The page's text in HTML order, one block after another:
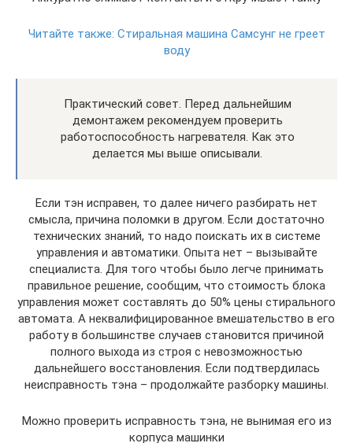
Читайте также: Стиральная машина Самсунг не греет
воду
Практический совет. Перед дальнейшим
демонтажем рекомендуем проверить
работоспособность нагревателя. Как это
делается мы выше описывали.
Если тэн исправен, то далее ничего разбирать нет
смысла, причина поломки в другом. Если достаточно
технических знаний, то надо поискать их в системе
управления и автоматики. Опыта нет – вызывайте
специалиста. Для того чтобы было легче принимать
правильное решение, сообщим, что стоимость блока
управления может составлять до 50% цены стирального
автомата. А неквалифицированное вмешательство в его
работу в большинстве случаев становится причиной
полного выхода из строя с невозможностью
дальнейшего восстановления. Если подтвердилась
неисправность тэна – продолжайте разборку машины.
Можно проверить исправность тэна, не вынимая его из
корпуса машинки